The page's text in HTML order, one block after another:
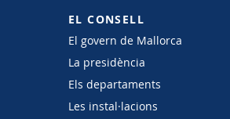
EL CONSELL
El govern de Mallorca
La presidència
Els departaments
Les instal·lacions